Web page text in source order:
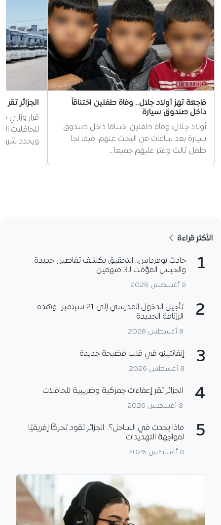
فاجعة تهز أولاد جلال.. وفاة طفلين اختناقاً
داخل صندوق سيارة
أولاد جلال: وفاة طفلين اختناقا داخل صندوق
سيارة بعد ساعات من البحث عنهم، فيما نجا
طفل ثالث وعثر عليهم جميعا…
الجزائر
قرار وزاري
ويحدد
الأكثر قراءة
1
حادث بومرداس.. التحقيق يكشف تفاصيل جديدة
والحبس المؤقت لـ3 متهمين
8 أغسطس 2026
2
تأجيل الدخول المدرسي إلى 21 سبتمبر.. وهذه
الرزنامة الجديدة
8 أغسطس 2026
3 إنفانتينو في قلب فضيحة جديدة
8 أغسطس 2026
4 الجزائر تقر إعفاءات جمركية وضريبية للحافلات
8 أغسطس 2026
5
ماذا يحدث في الساحل؟.. الجزائر تقود تحركًا إفريقيًا
لمواجهة التهديدات
8 أغسطس 2026